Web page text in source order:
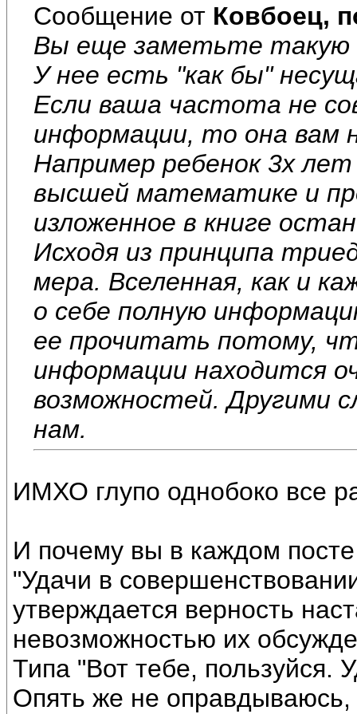
Сообщение от Ковбоец,
Вы еще заметьте такую
У нее есть "как бы"
Если ваша частота не
информации, то она вам
Например ребенок 3х
высшей математике и
изложенное в книге
Исходя из принципа
мера. Вселенная, как и
о себе полную
ее прочитать потому,
информации находится
возможностей. Другими
нам.
ИМХО глупо однобоко все
И почему вы в каждом
"Удачи в
утверждается верность
невозможностью их
Типа "Вот тебе, пользуйся.
Опять же не